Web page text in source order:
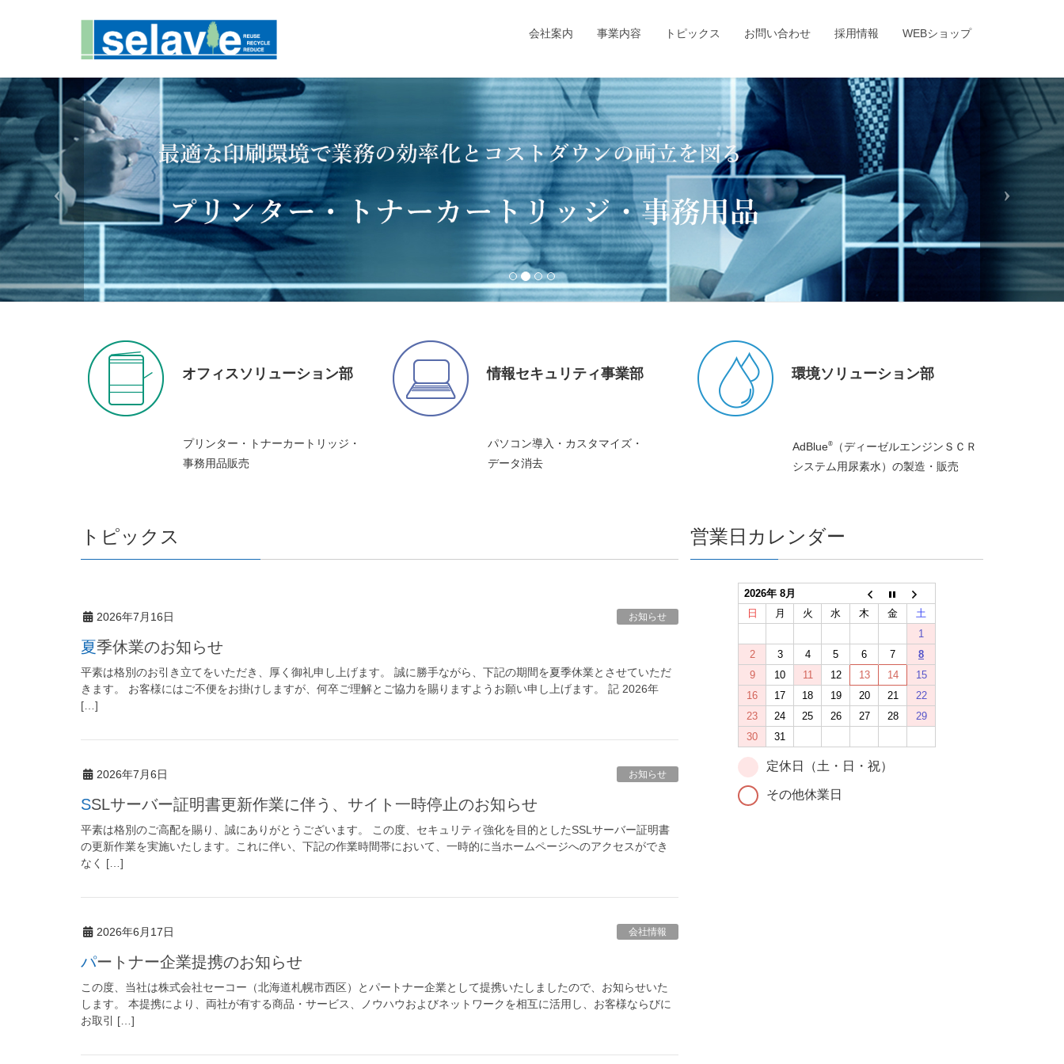
会社案内 事業内容 トピックス お問い合わせ 採用情報 WEBショップ
オフィスソリューション部
プリンター・トナーカートリッジ・
事務用品販売
情報セキュリティ事業部
パソコン導入・カスタマイズ・
データ消去
環境ソリューション部
AdBlue®
（ディーゼルエンジンＳＣＲ
システム用尿素水）の製造・販売
トピックス
2026年7月16日 お知らせ
夏季休業のお知らせ
平素は格別のお引き立てをいただき、厚く御礼申し上げます。 誠に勝手ながら、下記の期間を夏季休業とさせていただ
きます。 お客様にはご不便をお掛けしますが、何卒ご理解とご協力を賜りますようお願い申し上げます。 記 2026年
[…]
2026年7月6日 お知らせ
SSLサーバー証明書更新作業に伴う、サイト一時停止のお知らせ
平素は格別のご高配を賜り、誠にありがとうございます。 この度、セキュリティ強化を目的としたSSLサーバー証明書
の更新作業を実施いたします。これに伴い、下記の作業時間帯において、一時的に当ホームページへのアクセスができ
なく […]
2026年6月17日 会社情報
パートナー企業提携のお知らせ
この度、当社は株式会社セーコー（北海道札幌市西区）とパートナー企業として提携いたしましたので、お知らせいた
します。 本提携により、両社が有する商品・サービス、ノウハウおよびネットワークを相互に活用し、お客様ならびに
お取引 […]
営業日カレンダー
2026年 8月
日
月 火 水 木 金
土
1
2
3 4 5 6 7
8
9
10 11 12 13 14
15
16
17 18 19 20 21
22
23
24 25 26 27 28
29
30
31
定休日（土・日・祝）
その他休業日